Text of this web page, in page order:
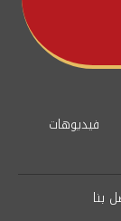
فيديوهات
بنا